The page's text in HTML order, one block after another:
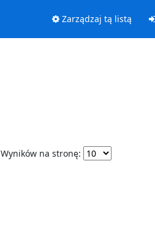
Zarządzaj tą listą
Wyników na stronę: